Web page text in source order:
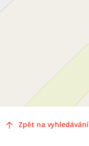
Zpět na vyhledávání